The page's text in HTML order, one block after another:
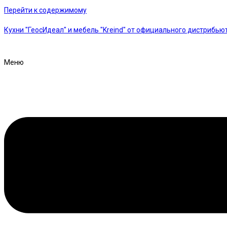
Перейти к содержимому
Кухни "ГеосИдеал" и мебель "Kreind" от официального
Меню